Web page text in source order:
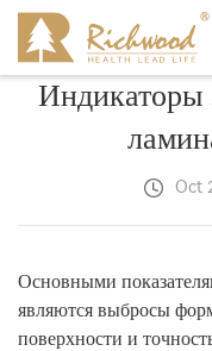
Индикаторы
Oct
Основными
являются выбросы
поверхности и